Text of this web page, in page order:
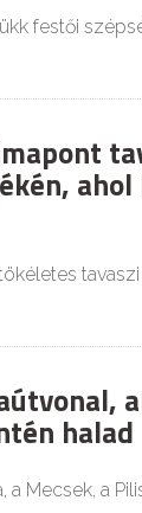
festői
halad
a Mecsek, a